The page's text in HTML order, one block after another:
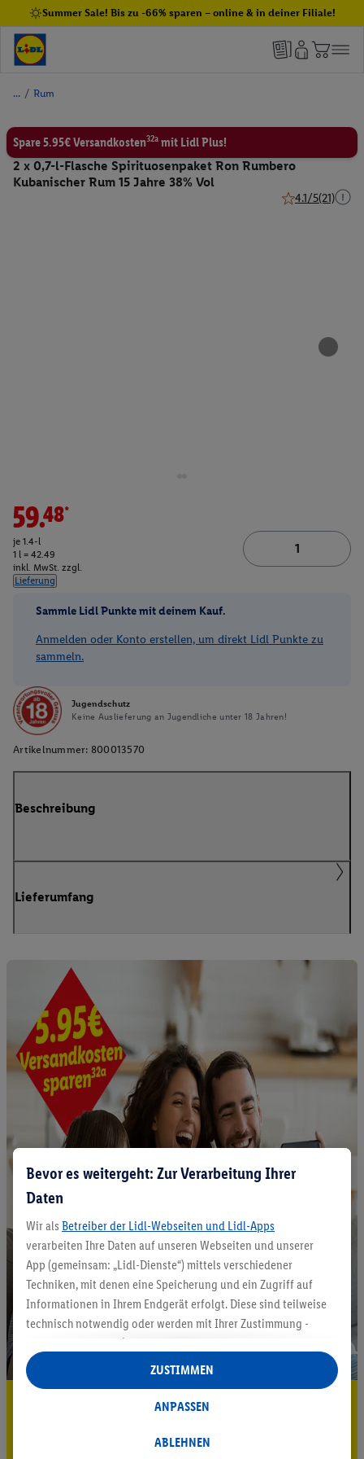
Summer Sale! Bis zu -66% sparen – online & in deiner Filiale!
/ Rum
Spare 5.95€ Versandkosten32a mit Lidl Plus!
2 x 0,7-l-Flasche Spirituosenpaket Ron Rumbero
Kubanischer Rum 15 Jahre 38% Vol
4.1/5(21)
59.48*
je 1.4-l
1 l = 42.49
inkl. MwSt. zzgl.
Lieferung
Sammle Lidl Punkte mit deinem Kauf.
Anmelden oder Konto erstellen, um direkt Lidl Punkte zu
sammeln.
Jugendschutz
Keine Auslieferung an Jugendliche unter 18 Jahren!
Artikelnummer: 800013570
Beschreibung
Lieferumfang
5.95 € Versand sparen³²ᵃ
Bevor es weitergeht: Zur Verarbeitung Ihrer
Daten
Wir als Betreiber der Lidl-Webseiten und Lidl-Apps
verarbeiten Ihre Daten auf unseren Webseiten und unserer
App (gemeinsam: „Lidl-Dienste“) mittels verschiedener
Techniken, mit denen eine Speicherung und ein Zugriff auf
Informationen in Ihrem Endgerät erfolgt. Diese sind teilweise
technisch notwendig oder werden mit Ihrer Zustimmung -
auch durch Partner (u.a.
Verantwortliche; im Zusammenhang mit dem IAB TCF
insgesamt
Statistik-Erstellung oder für personalisierte Werbung
Datenverarbeitungen für personalisierte Werbung werden
ABLEHNEN
ANPASSEN
ZUSTIMMEN